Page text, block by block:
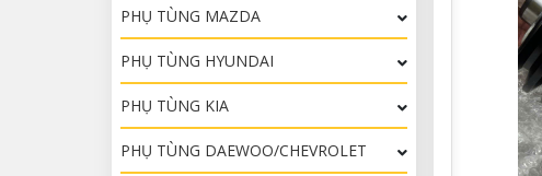
PHỤ TÙNG MAZDA
PHỤ TÙNG HYUNDAI
PHỤ TÙNG KIA
PHỤ TÙNG DAEWOO/CHEVROLET